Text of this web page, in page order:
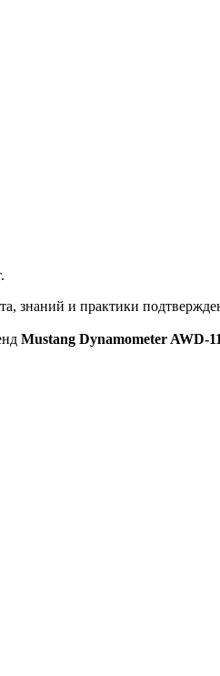
и практики
Mustang Dynamometer AWD-